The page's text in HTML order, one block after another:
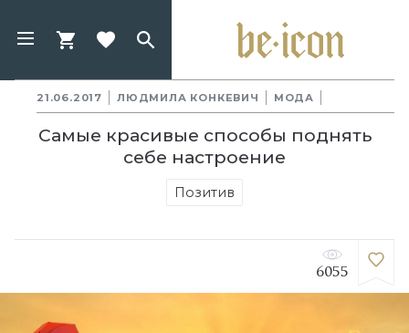
21.06.2017 ЛЮДМИЛА КОНКЕВИЧ МОДА
Самые красивые способы поднять
себе настроение
Позитив
6055